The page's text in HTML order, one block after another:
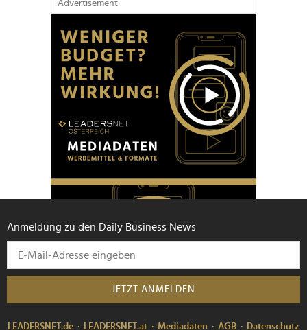
Advertisement
Anmeldung zu den Daily Business News
JETZT ANMELDEN
LEADERSNET.de LEADERSNET.at Mediadaten AGB Datenschutz